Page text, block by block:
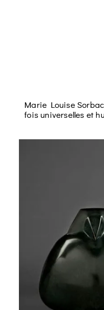
Marie Louise
fois universelles et